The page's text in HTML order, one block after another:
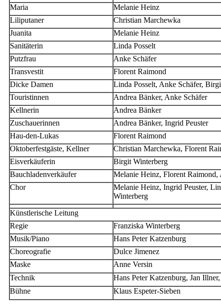
Maria
Melanie Heinz
Liliputaner
Christian Marchewka
Juanita
Melanie Heinz
Sanitäterin
Linda Posselt
Putzfrau
Anke Schäfer
Transvestit
Florent Raimond
Dicke Damen
Linda Posselt, Anke Schäfer,
Touristinnen
Andrea Bänker, Anke Schäfer
Kellnerin
Andrea Bänker
Zuschauerinnen
Andrea Bänker, Ingrid Peuster
Hau-den-Lukas
Florent Raimond
Oktoberfestgäste, Kellner
Christian Marchewka, Florent
Eisverkäuferin
Birgit Winterberg
Bauchladenverkäufer
Melanie Heinz, Florent
Chor
Melanie Heinz, Ingrid Peuster,
Winterberg
Künstlerische Leitung
Regie
Franziska Winterberg
Musik/Piano
Hans Peter Katzenburg
Choreografie
Dulce Jimenez
Maske
Anne Versin
Technik
Hans Peter Katzenburg, Jan
Bühne
Klaus Espeter-Sieben